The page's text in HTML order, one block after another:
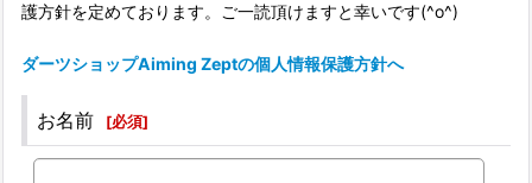
護方針を定めております。ご一読頂けますと幸いです(^o^)
ダーツショップAiming Zeptの個人情報保護方針へ
お名前 [必須]